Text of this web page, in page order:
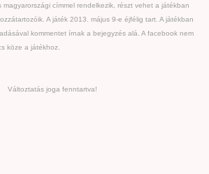
magyarországi címmel rendelkezik, részt vehet a játékban
A játék 2013. május 9-e éjfélig tart. A játékban
kommentet írnak a bejegyzés alá. A facebook nem
köze a játékhoz.
Változtatás joga fenntartva!